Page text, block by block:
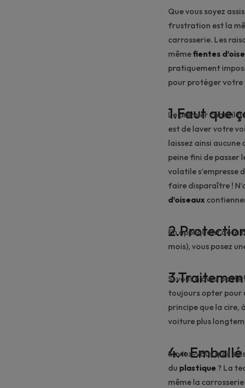
Que vous soyez
frustration est la
carrosserie. Les
mêmefientes
pratiquement
pour protéger votre
1.Faut que
Le premier conseil
est de laver votre
laissez ainsi aucune
peine fini de passer
volatile s’empresse
faire disparaître !
d’oiseaux
En appliquant de la
mois), vous posez
Si vous n’avez pas
toujours opter pour
principe que la cire,
voiture plus
4.« Emballé
Saviez-vous qu’il
du plastique ? La
même la